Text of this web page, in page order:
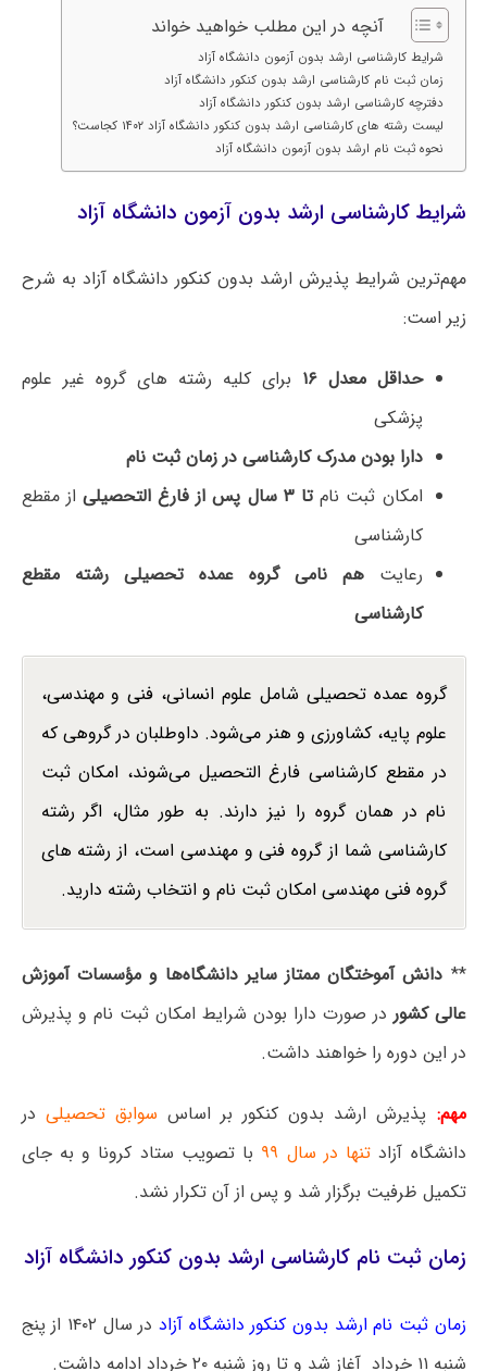
آنچه در این مطلب خواهید خواند
شرایط کارشناسی ارشد بدون آزمون دانشگاه آزاد
زمان ثبت نام کارشناسی ارشد بدون کنکور دانشگاه آزاد
دفترچه کارشناسی ارشد بدون کنکور دانشگاه آزاد
لیست رشته های کارشناسی ارشد بدون کنکور دانشگاه آزاد ۱۴۰۲ کجاست؟
نحوه ثبت نام ارشد بدون آزمون دانشگاه آزاد
شرایط کارشناسی ارشد بدون آزمون دانشگاه آزاد
مهم‌ترین شرایط پذیرش ارشد بدون کنکور دانشگاه آزاد به شرح
زیر است:
حداقل معدل ۱۶
برای کلیه رشته های گروه غیر علوم
پزشکی
دارا بودن مدرک کارشناسی در زمان ثبت نام
امکان ثبت نامتا ۳ سال پس از فارغ التحصیلی
از مقطع
کارشناسی
رعایتهم نامی گروه عمده تحصیلی رشته مقطع
کارشناسی
گروه عمده تحصیلی شامل علوم انسانی، فنی و مهندسی،
علوم پایه، کشاورزی و هنر می‌شود. داوطلبان در گروهی که
در مقطع کارشناسی فارغ التحصیل می‌شوند، امکان ثبت
نام در همان گروه را نیز دارند. به طور مثال، اگر رشته
کارشناسی شما از گروه فنی و مهندسی است، از رشته های
گروه فنی مهندسی امکان ثبت نام و انتخاب رشته دارید.
** دانش آموختگان ممتاز سایر دانشگاه‌ها و مؤسسات آموزش
عالی کشوردر صورت دارا بودن شرایط امکان ثبت نام و پذیرش
در این دوره را خواهند داشت.
مهم: پذیرش ارشد بدون کنکور بر اساس سوابق تحصیلی در
دانشگاه آزاد تنها در سال ۹۹
با تصویب ستاد کرونا و به جای
تکمیل ظرفیت برگزار شد و پس از آن تکرار نشد.
زمان ثبت نام کارشناسی ارشد بدون کنکور دانشگاه آزاد
زمان ثبت نام ارشد بدون کنکور دانشگاه آزاد
در سال ۱۴۰۲ از پنج
شنبه ۱۱ خرداد آغاز شد و تا روز شنبه ۲۰ خرداد ادامه داشت.